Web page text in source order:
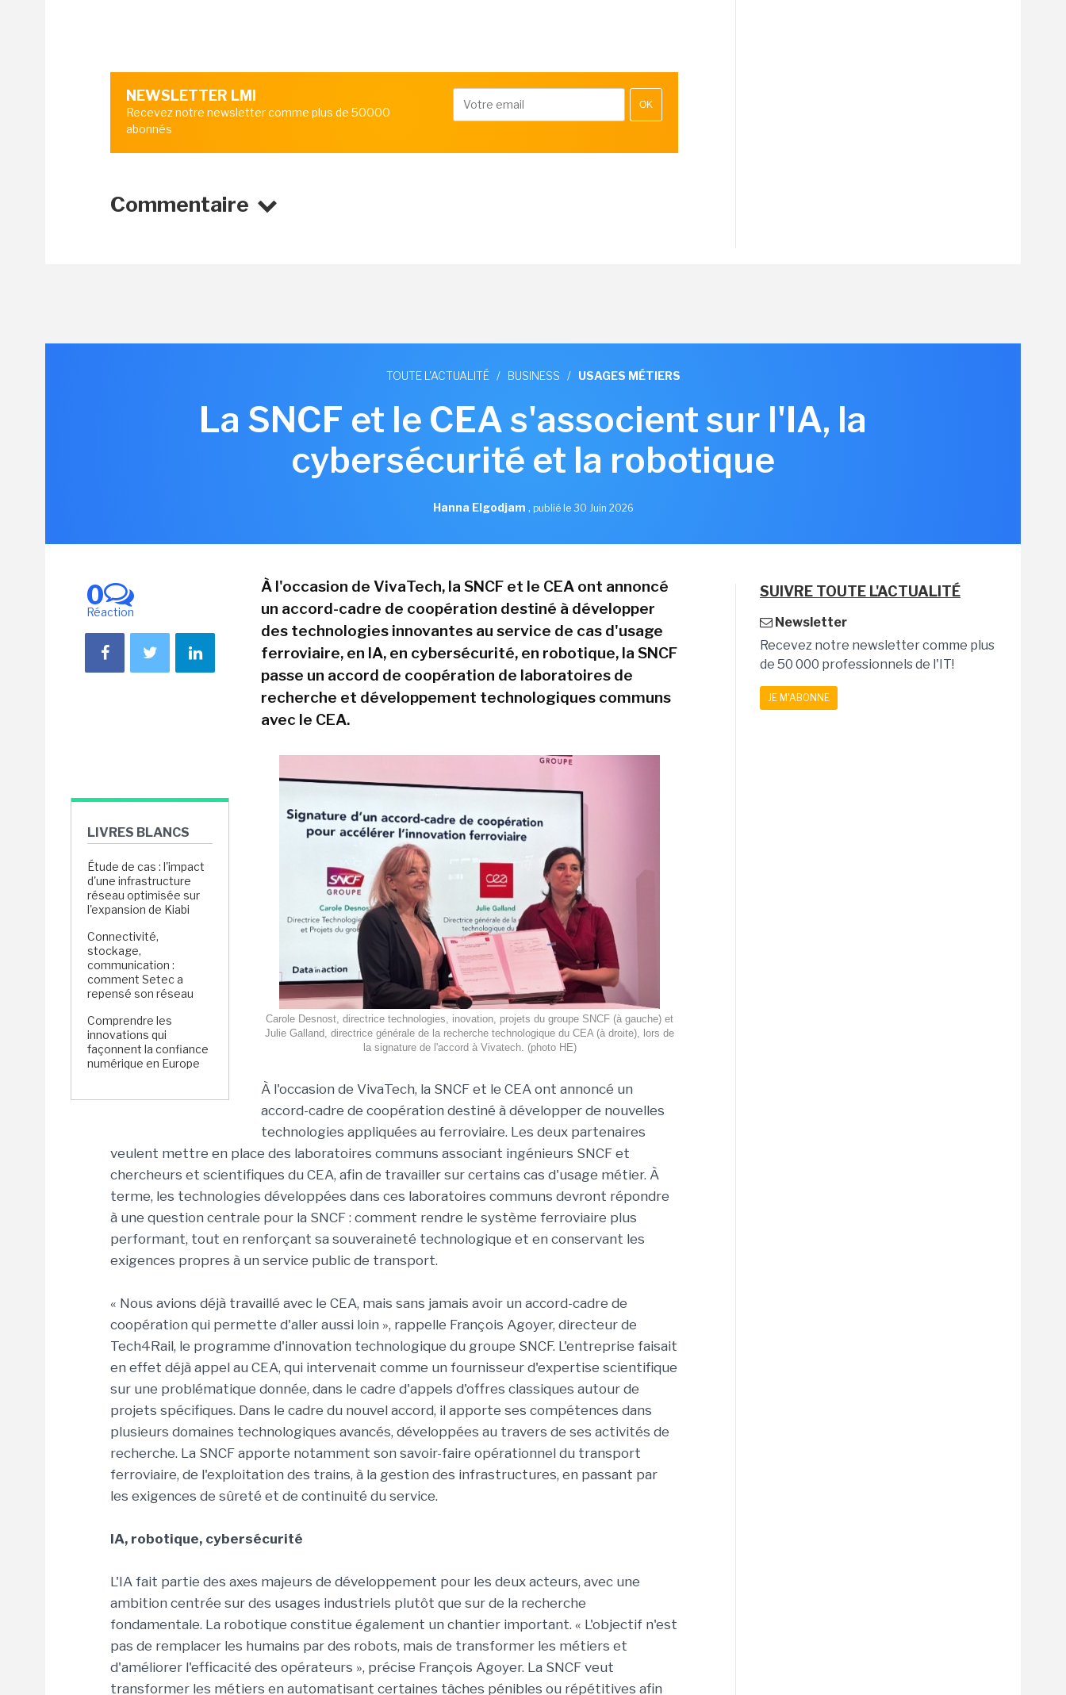
NEWSLETTER LMI
Recevez notre newsletter comme plus de 50000
abonnés
OK
Commentaire
TOUTE L'ACTUALITÉ / BUSINESS / USAGES MÉTIERS
La SNCF et le CEA s'associent sur l'IA, la
cybersécurité et la robotique
Hanna Elgodjam , publié le 30 Juin 2026
0
Réaction
LIVRES BLANCS
Étude de cas : l'impact
d'une infrastructure
réseau optimisée sur
l'expansion de Kiabi
Connectivité,
stockage,
communication :
comment Setec a
repensé son réseau
Comprendre les
innovations qui
façonnent la confiance
numérique en Europe
À l'occasion de VivaTech, la SNCF et le CEA ont annoncé
un accord-cadre de coopération destiné à développer
des technologies innovantes au service de cas d'usage
ferroviaire, en IA, en cybersécurité, en robotique, la SNCF
passe un accord de coopération de laboratoires de
recherche et développement technologiques communs
avec le CEA.
Carole Desnost, directrice technologies, inovation, projets du groupe SNCF (à gauche) et
Julie Galland, directrice générale de la recherche technologique du CEA (à droite), lors de
la signature de l'accord à Vivatech. (photo HE)
À l'occasion de VivaTech, la SNCF et le CEA ont annoncé un
accord-cadre de coopération destiné à développer de nouvelles
technologies appliquées au ferroviaire. Les deux partenaires
veulent mettre en place des laboratoires communs associant ingénieurs SNCF et
chercheurs et scientifiques du CEA, afin de travailler sur certains cas d'usage métier. À
terme, les technologies développées dans ces laboratoires communs devront répondre
à une question centrale pour la SNCF : comment rendre le système ferroviaire plus
performant, tout en renforçant sa souveraineté technologique et en conservant les
exigences propres à un service public de transport.
« Nous avions déjà travaillé avec le CEA, mais sans jamais avoir un accord-cadre de
coopération qui permette d'aller aussi loin », rappelle François Agoyer, directeur de
Tech4Rail, le programme d'innovation technologique du groupe SNCF. L'entreprise faisait
en effet déjà appel au CEA, qui intervenait comme un fournisseur d'expertise scientifique
sur une problématique donnée, dans le cadre d'appels d'offres classiques autour de
projets spécifiques. Dans le cadre du nouvel accord, il apporte ses compétences dans
plusieurs domaines technologiques avancés, développées au travers de ses activités de
recherche. La SNCF apporte notamment son savoir-faire opérationnel du transport
ferroviaire, de l'exploitation des trains, à la gestion des infrastructures, en passant par
les exigences de sûreté et de continuité du service.
IA, robotique, cybersécurité
L'IA fait partie des axes majeurs de développement pour les deux acteurs, avec une
ambition centrée sur des usages industriels plutôt que sur de la recherche
fondamentale. La robotique constitue également un chantier important. « L'objectif n'est
pas de remplacer les humains par des robots, mais de transformer les métiers et
d'améliorer l'efficacité des opérateurs », précise François Agoyer. La SNCF veut
transformer les métiers en automatisant certaines tâches pénibles ou répétitives afin
SUIVRE TOUTE L'ACTUALITÉ
Newsletter
Recevez notre newsletter comme plus
de 50 000 professionnels de l'IT!
JE M'ABONNE